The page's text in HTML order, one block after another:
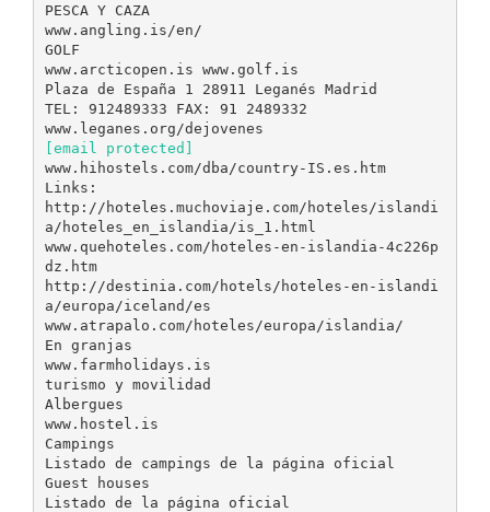
PESCA Y CAZA
www.angling.is/en/
GOLF
www.arcticopen.is www.golf.is
Plaza de España 1 28911 Leganés Madrid
TEL: 912489333 FAX: 91 2489332
[email protected]
www.hihostels.com/dba/country-IS.es.htm
Links:
http://hoteles.muchoviaje.com/hoteles/islandi
a/hoteles_en_islandia/is_1.html
www.quehoteles.com/hoteles-en-islandia-4c226p
dz.htm
http://destinia.com/hotels/hoteles-en-islandi
a/europa/iceland/es
www.atrapalo.com/hoteles/europa/islandia/
En granjas
www.farmholidays.is
turismo y movilidad
Albergues
www.hostel.is
Campings
Listado de campings de la página oficial
Guest houses
Listado de la página oficial